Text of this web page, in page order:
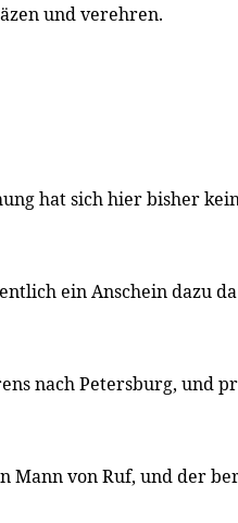
und verehren.
hat sich hier bisher
ein Anschein dazu
nach Petersburg, und
Mann von Ruf, und der